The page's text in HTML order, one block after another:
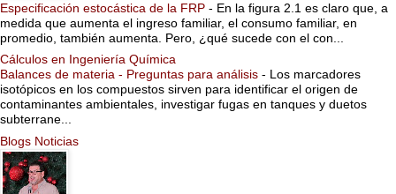
Especificación estocástica de la FRP - En la figura 2.1 es claro que, a
medida que aumenta el ingreso familiar, el consumo familiar, en
promedio, también aumenta. Pero, ¿qué sucede con el con...
Cálculos en Ingeniería Química
Balances de materia - Preguntas para análisis - Los marcadores
isotópicos en los compuestos sirven para identificar el origen de
contaminantes ambientales, investigar fugas en tanques y duetos
subterrane...
Blogs Noticias